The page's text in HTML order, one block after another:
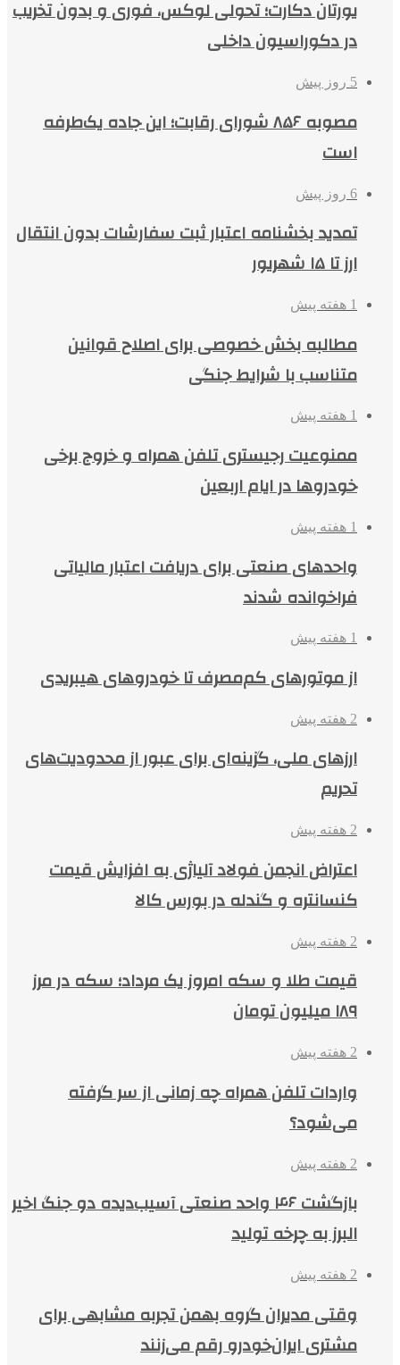
یورتان دکارت؛ تحولی لوکس، فوری و بدون تخریب
در دکوراسیون داخلی
5 روز پیش
مصوبه ۸۵۶ شورای رقابت؛ این جاده یک‌طرفه
است
6 روز پیش
تمدید بخشنامه اعتبار ثبت سفارشات بدون انتقال
ارز تا ۱۵ شهریور
1 هفته پیش
مطالبه بخش خصوصی برای اصلاح قوانین
متناسب با شرایط جنگی
1 هفته پیش
ممنوعیت رجیستری تلفن همراه و خروج برخی
خودروها در ایام اربعین
1 هفته پیش
واحدهای صنعتی برای دریافت اعتبار مالیاتی
فراخوانده شدند
1 هفته پیش
از موتورهای کم‌مصرف تا خودروهای هیبریدی
2 هفته پیش
ارزهای ملی، گزینه‌ای برای عبور از محدودیت‌های
تحریم
2 هفته پیش
اعتراض انجمن فولاد آلیاژی به افزایش قیمت
کنسانتره و گندله در بورس کالا
2 هفته پیش
قیمت طلا و سکه امروز یک مرداد؛ سکه در مرز
۱۸۹ میلیون تومان
2 هفته پیش
واردات تلفن همراه چه زمانی از سر گرفته
می‌شود؟
2 هفته پیش
بازگشت ۴۶ واحد صنعتی آسیب‌دیده دو جنگ اخیر
البرز به چرخه تولید
2 هفته پیش
وقتی مدیران گروه بهمن تجربه مشابهی برای
مشتری ایران‌خودرو رقم می‌زنند